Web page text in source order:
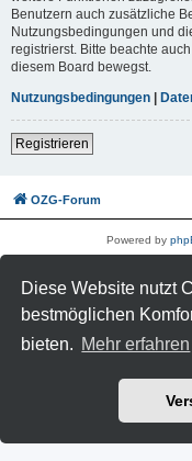
Diese Website nutzt
bestmöglichen
bieten. Mehr erfahren
Benutzern auch zusätzliche
Nutzungsbedingungen und
registrierst. Bitte beachte
diesem Board bewegst.
Nutzungsbedingungen |
Registrieren
OZG-Forum
Powered by